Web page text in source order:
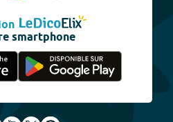
smartphone